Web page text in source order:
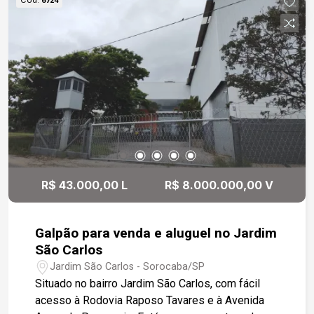
R$ 43.000,00 L R$ 8.000.000,00 V
Galpão para venda e aluguel no Jardim
São Carlos
Jardim São Carlos - Sorocaba/SP
Situado no bairro Jardim São Carlos, com fácil
acesso à Rodovia Raposo Tavares e à Avenida